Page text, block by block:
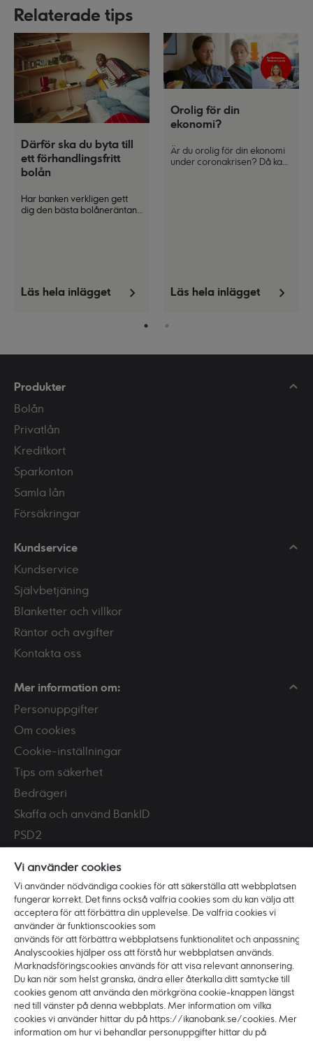
Relaterade tips
Därför ska du byta till
ett förhandlingsfritt
bolån
Har banken verkligen gett
dig den bästa bolåneräntan
garanterar att alla med
samma förutsättningar får
Läs hela inlägget
Orolig för din
ekonomi?
Är du orolig för din ekonomi
under coronakrisen? Då kan
Läs hela inlägget
Produkter
Bolån
Privatlån
Kreditkort
Sparkonton
Samla lån
Försäkringar
Kundservice
Kundservice
Självbetjäning
Blanketter och villkor
Räntor och avgifter
Kontakta oss
Mer information om:
Personuppgifter
Om cookies
Cookie-inställningar
Tips om säkerhet
Bedrägeri
Skaffa och använd BankID
PSD2
Vi är Ikano Bank
Om banken
Karriär
Hållbarhet och ansvar
Press
Vi använder cookies
Vi använder nödvändiga cookies för att säkerställa att webbplatsen
fungerar korrekt. Det finns också valfria cookies som du kan välja att
acceptera för att förbättra din upplevelse. De valfria cookies vi
använder är funktionscookies som
används för att förbättra webbplatsens funktionalitet och anpassning.
Analyscookies hjälper oss att förstå hur webbplatsen används.
Marknadsföringscookies används för att visa relevant annonsering.
Du kan när som helst granska, ändra eller återkalla ditt samtycke till
cookies genom att använda den mörkgröna cookie-knappen längst
ned till vänster på denna webbplats. Mer information om vilka
cookies vi använder hittar du på https://ikanobank.se/cookies. Mer
information om hur vi behandlar personuppgifter hittar du på